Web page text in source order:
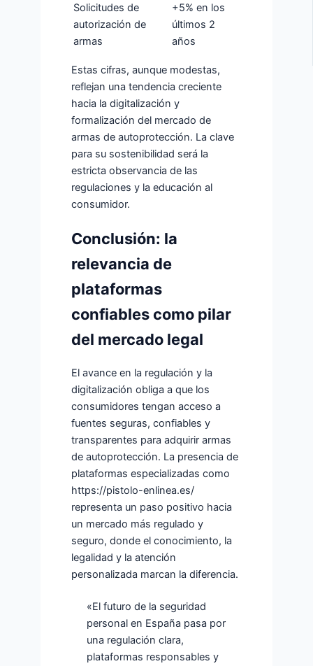
Solicitudes de
autorización de
armas
+5% en los
últimos 2
años
Estas cifras, aunque modestas,
reflejan una tendencia creciente
hacia la digitalización y
formalización del mercado de
armas de autoprotección. La clave
para su sostenibilidad será la
estricta observancia de las
regulaciones y la educación al
consumidor.
Conclusión: la
relevancia de
plataformas
confiables como pilar
del mercado legal
El avance en la regulación y la
digitalización obliga a que los
consumidores tengan acceso a
fuentes seguras, confiables y
transparentes para adquirir armas
de autoprotección. La presencia de
plataformas especializadas como
https://pistolo-enlinea.es/
representa un paso positivo hacia
un mercado más regulado y
seguro, donde el conocimiento, la
legalidad y la atención
personalizada marcan la diferencia.
«El futuro de la seguridad
personal en España pasa por
una regulación clara,
plataformas responsables y